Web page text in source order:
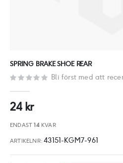
början
bildgalleriet
SPRING BRAKE SHOE REAR
Bli först med att
24 kr
ENDAST14KVAR
ARTIKELNR 43151-KGM7-961